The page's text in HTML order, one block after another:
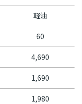
軽油
60
4,690
1,690
1,980